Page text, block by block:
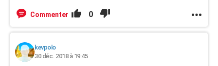
Commenter 0
kevpolo
30 déc. 2018 à 19:45